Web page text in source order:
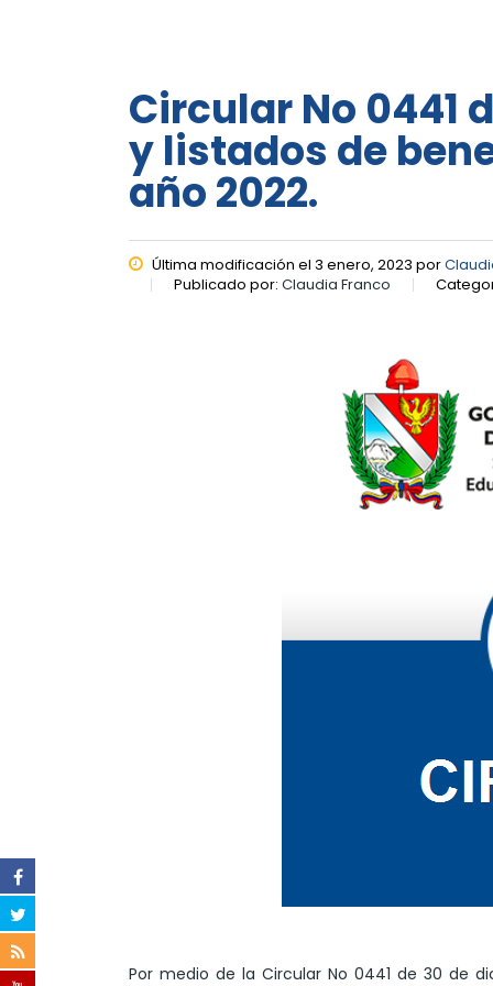
Circular No 0441
y listados de
año 2022.
Última modificación el 3 enero, 2023 por
Publicado por: Claudia Franco
Por medio de la Circular No 0441 de 30 de